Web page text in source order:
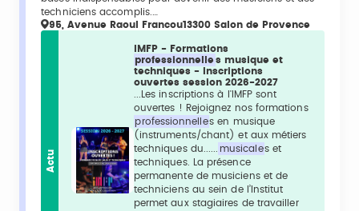
techniciens accomplis.…
95, Avenue Raoul Francou13300 Salon de Provence
Actu
IMFP - Formations
professionnelles musique et
techniques - Inscriptions
ouvertes session 2026-2027
...Les inscriptions à l'IMFP sont
ouvertes ! Rejoignez nos formations
professionnelles en musique
(instruments/chant) et aux métiers
techniques du......
musicales et
techniques. La présence
permanente de musiciens et de
techniciens au sein de l’Institut
permet aux stagiaires de travailler